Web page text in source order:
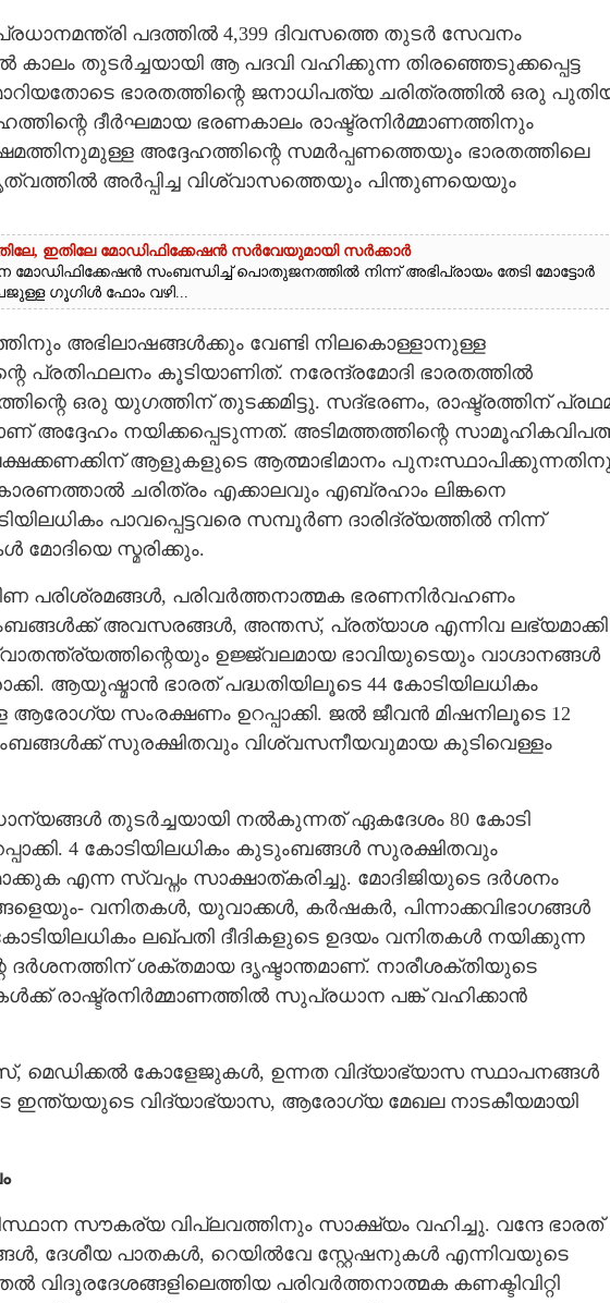
പദത്തിൽ 4,399 ദിവസത്തെ തുടർ സേവനം
തുടർച്ചയായി ആ പദവി വഹിക്കുന്ന തിരഞ്ഞെടുക്കപ്പെട്ട
ഭാരതത്തിന്റെ ജനാധിപത്യ ചരിത്രത്തിൽ ഒരു
ദീർഘമായ ഭരണകാലം രാഷ്ട്രനിർമ്മാണത്തിനും
അദ്ദേഹത്തിന്റെ സമർപ്പണത്തെയും ഭാരതത്തിലെ
അർപ്പിച്ച വിശ്വാസത്തെയും പിന്തുണയെയും
ഇതിലേ മോഡിഫിക്കേഷൻ സർവേയുമായി സർക്കാർ
സംബന്ധിച്ച് പൊതുജനത്തിൽ നിന്ന് അഭിപ്രായം തേടി മോട്ടോർ
ഗൂഗിൾ ഫോം വഴി...
അഭിലാഷങ്ങൾക്കും വേണ്ടി നിലകൊള്ളാനുള്ള
പ്രതിഫലനം കൂടിയാണിത്. നരേന്ദ്രമോദി ഭാരതത്തിൽ
ഒരു യുഗത്തിന് തുടക്കമിട്ടു. സദ്ഭരണം, രാഷ്ട്രത്തിന്
അദ്ദേഹം നയിക്കപ്പെടുന്നത്. അടിമത്തത്തിന്റെ
ആളുകളുടെ ആത്മാഭിമാനം
ചരിത്രം എക്കാലവും എബ്രഹാം ലിങ്കനെ
പാവപ്പെട്ടവരെ സമ്പൂർണ ദാരിദ്ര്യത്തിൽ നിന്ന്
മോദിയെ സ്മരിക്കും.
പരിശ്രമങ്ങൾ, പരിവർത്തനാത്മക ഭരണനിർവഹണം
അവസരങ്ങൾ, അന്തസ്, പ്രത്യാശ എന്നിവ ലഭ്യമാക്കി
ഉജ്ജ്വലമായ ഭാവിയുടെയും വാഗ്ദാനങ്ങൾ
ആയുഷ്മാൻ ഭാരത് പദ്ധതിയിലൂടെ 44 കോടിയിലധികം
ആരോഗ്യ സംരക്ഷണം ഉറപ്പാക്കി. ജൽ ജീവൻ മിഷനിലൂടെ 12
സുരക്ഷിതവും വിശ്വസനീയവുമായ കുടിവെള്ളം
തുടർച്ചയായി നൽകുന്നത് ഏകദേശം 80 കോടി
4 കോടിയിലധികം കുടുംബങ്ങൾ സുരക്ഷിതവും
എന്ന സ്വപ്നം സാക്ഷാത്കരിച്ചു. മോദിജിയുടെ ദർശനം
വനിതകൾ, യുവാക്കൾ, കർഷകർ, പിന്നാക്കവിഭാഗങ്ങൾ
ലഖ്പതി ദീദികളുടെ ഉദയം വനിതകൾ നയിക്കുന്ന
ദർശനത്തിന് ശക്തമായ ദൃഷ്ടാന്തമാണ്. നാരീശക്തിയുടെ
രാഷ്ട്രനിർമ്മാണത്തിൽ സുപ്രധാന പങ്ക് വഹിക്കാൻ
കോളേജുകൾ, ഉന്നത വിദ്യാഭ്യാസ സ്ഥാപനങ്ങൾ
ഇന്ത്യയുടെ വിദ്യാഭ്യാസ, ആരോഗ്യ മേഖല നാടകീയമായി
സൗകര്യ വിപ്ലവത്തിനും സാക്ഷ്യം വഹിച്ചു. വന്ദേ ഭാരത്
ദേശീയ പാതകൾ, റെയിൽവേ സ്റ്റേഷനുകൾ എന്നിവയുടെ
പരിവർത്തനാത്മക കണക്ടിവിറ്റി